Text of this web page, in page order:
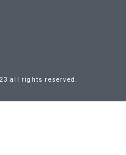
all rights reserved.